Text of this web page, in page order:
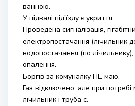
ванною.
У підвалі під’їзду є укриття.
Проведена сигналізація,
електропостачання (лічильник
водопостачання (по лічильнику),
опалення.
Боргів за комуналку НЕ маю.
Газ відключено, але при
лічильник і труба є.